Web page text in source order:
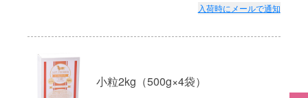
入荷時にメールで通知
小粒2kg（500g×4袋）